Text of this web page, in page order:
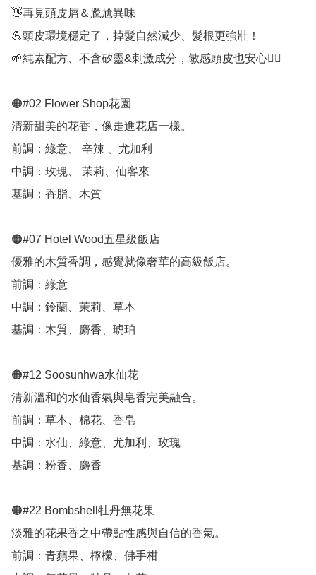
👋再見頭皮屑＆尷尬異味
💪頭皮環境穩定了，掉髮自然減少、髮根更強壯！
🌱純素配方、不含矽靈&刺激成分，敏感頭皮也安心👍🏻
🟠#02 Flower Shop花園
清新甜美的花香，像走進花店一樣。
前調：綠意、 辛辣 、尤加利
中調：玫瑰、 茉莉、仙客來
基調：香脂、木質
🟠#07 Hotel Wood五星級飯店
優雅的木質香調，感覺就像奢華的高級飯店。
前調：綠意
中調：鈴蘭、茉莉、草本
基調：木質、麝香、琥珀
🟠#12 Soosunhwa水仙花
清新溫和的水仙香氣與皂香完美融合。
前調：草本、棉花、香皂
中調：水仙、綠意、尤加利、玫瑰
基調：粉香、麝香
🟠#22 Bombshell牡丹無花果
淡雅的花果香之中帶點性感與自信的香氣。
前調：青蘋果、檸檬、佛手柑